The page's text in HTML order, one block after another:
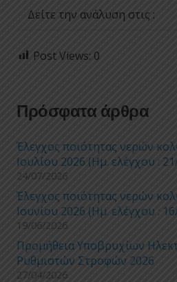
Δείτε την ανάλυση στις :
Post Views: 0
Πρόσφατα άρθρα
Έλεγχος ποιότητας νερών
Ιουλίου 2026 (Ημ. ελέγχου :
24/07/2026
Έλεγχος ποιότητας νερών
Ιουνίου 2026 (Ημ. ελέγχου :
19/06/2026
Προμήθεια Υποβρυχίων
Ρυθμιστών Στροφών 2026
27/04/2026